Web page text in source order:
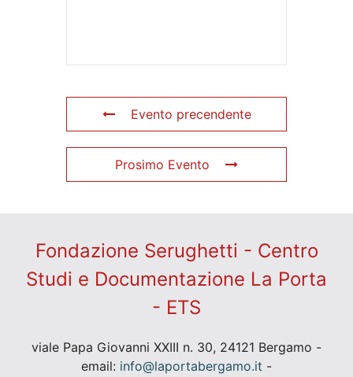
Evento precendente
Prosimo Evento
Fondazione Serughetti - Centro
Studi e Documentazione La Porta
- ETS
viale Papa Giovanni XXIII n. 30, 24121 Bergamo -
email: info@laportabergamo.it -